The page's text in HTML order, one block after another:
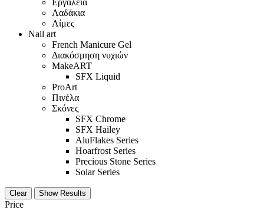
Λαδάκια
Λίμες
Nail art
French Manicure Gel
Διακόσμηση νυχιών
MakeART
SFX Liquid
ProArt
Πινέλα
Σκόνες
SFX Chrome
SFX Hailey
AluFlakes Series
Hoarfrost Series
Precious Stone Series
Solar Series
Clear Show Results
Price